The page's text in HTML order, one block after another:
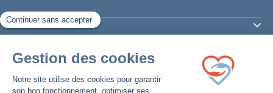
PRODUITS
SERVICES
LA MAISON DU SOMMEIL